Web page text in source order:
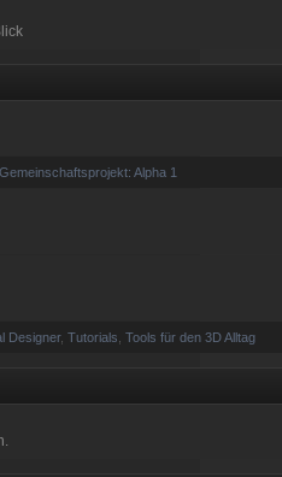
Gemeinschaftsprojekt: Alpha 1
Designer,Tutorials ,Tools für den 3D Alltag